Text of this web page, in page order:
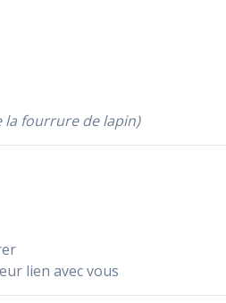
la fourrure de lapin)
lien avec vous